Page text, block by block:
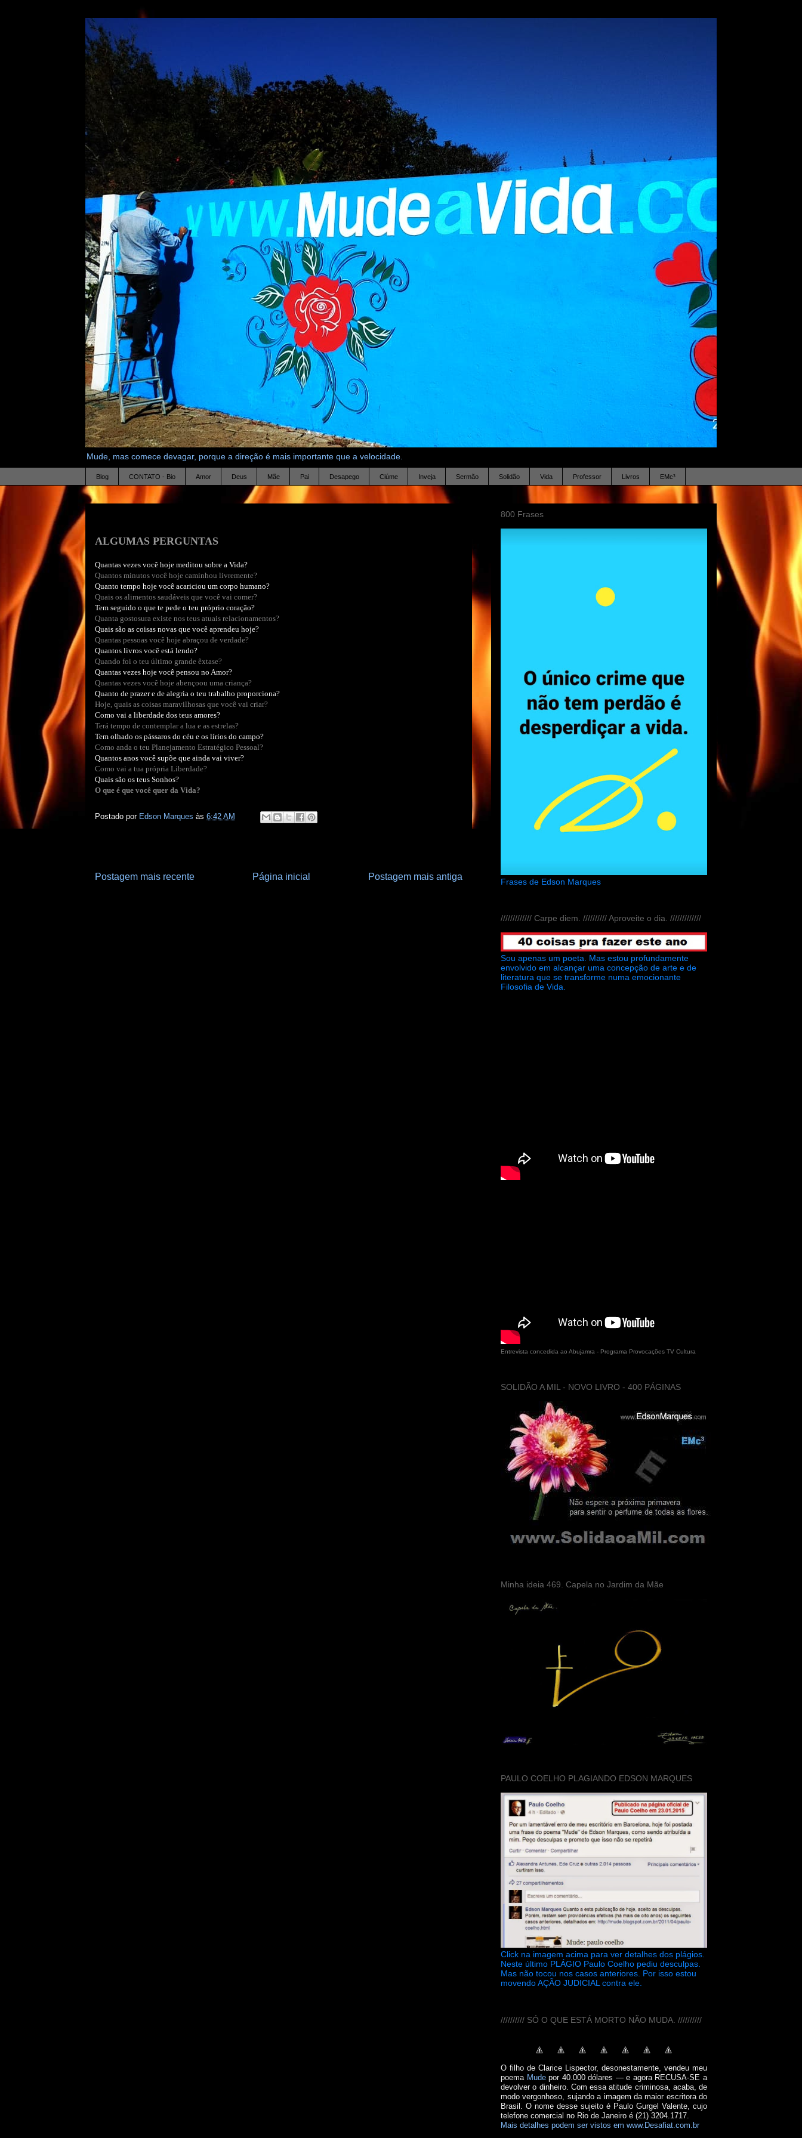
Mude, mas comece devagar, porque a direção é mais importante que a velocidade.
Blog CONTATO - Bio Amor Deus Mãe Pai Desapego Ciúme Inveja Sermão Solidão Vida Professor Livros EMc³
ALGUMAS PERGUNTAS
Quantas vezes você hoje meditou sobre a Vida?
Quantos minutos você hoje caminhou livremente?
Quanto tempo hoje você acariciou um corpo humano?
Quais os alimentos saudáveis que você vai comer?
Tem seguido o que te pede o teu próprio coração?
Quanta gostosura existe nos teus atuais relacionamentos?
Quais são as coisas novas que você aprendeu hoje?
Quantas pessoas você hoje abraçou de verdade?
Quantos livros você está lendo?
Quando foi o teu último grande êxtase?
Quantas vezes hoje você pensou no Amor?
Quantas vezes você hoje abençoou uma criança?
Quanto de prazer e de alegria o teu trabalho proporciona?
Hoje, quais as coisas maravilhosas que você vai criar?
Como vai a liberdade dos teus amores?
Terá tempo de contemplar a lua e as estrelas?
Tem olhado os pássaros do céu e os lírios do campo?
Como anda o teu Planejamento Estratégico Pessoal?
Quantos anos você supõe que ainda vai viver?
Como vai a tua própria Liberdade?
Quais são os teus Sonhos?
O que é que você quer da Vida?
Postado por Edson Marques às 6:42 AM
Postagem mais recente Postagem mais antiga
Página inicial
800 Frases
Frases de Edson Marques
///////////// Carpe diem. ////////// Aproveite o dia. /////////////
Sou apenas um poeta. Mas estou profundamente
envolvido em alcançar uma concepção de arte e de
literatura que se transforme numa emocionante
Filosofia de Vida.
Entrevista concedida ao Abujamra - Programa Provocações TV Cultura
SOLIDÃO A MIL - NOVO LIVRO - 400 PÁGINAS
Minha ideia 469. Capela no Jardim da Mãe
PAULO COELHO PLAGIANDO EDSON MARQUES
Click na imagem acima para ver detalhes dos plágios.
Neste último PLÁGIO Paulo Coelho pediu desculpas.
Mas não tocou nos casos anteriores. Por isso estou
movendo AÇÃO JUDICIAL contra ele.
////////// SÓ O QUE ESTÁ MORTO NÃO MUDA. //////////
O filho de Clarice Lispector, desonestamente, vendeu meu
poema Mudepor 40.000 dólares — e agora RECUSA-SE a
devolver o dinheiro. Com essa atitude criminosa, acaba, de
modo vergonhoso, sujando a imagem da maior escritora do
Brasil. O nome desse sujeito é Paulo Gurgel Valente, cujo
telefone comercial no Rio de Janeiro é (21) 3204.1717.
Mais detalhes podem ser vistos em www.Desafiat.com.br